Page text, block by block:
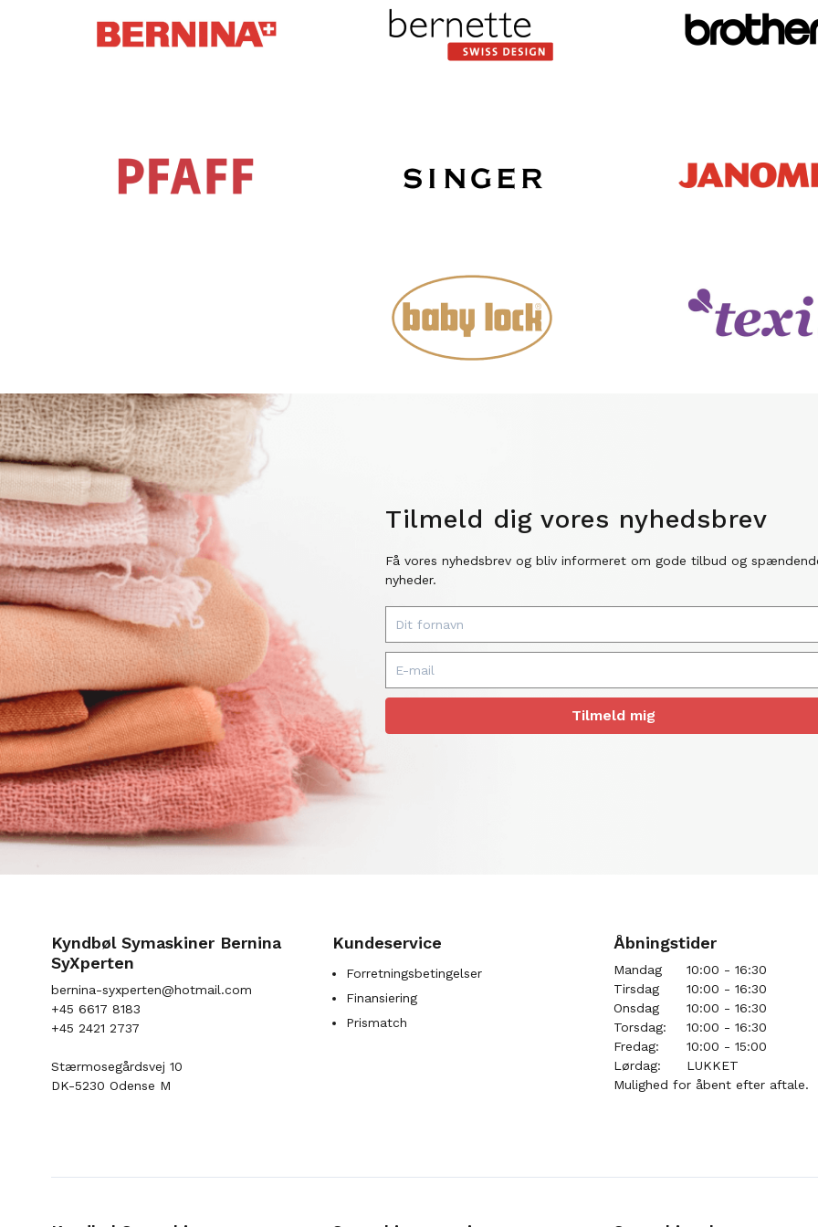
Tilmeld dig vores nyhedsbrev
Få vores nyhedsbrev og bliv informeret om gode tilbud og
nyheder.
Tilmeld mig
Kyndbøl Symaskiner Bernina
SyXperten
bernina-syxperten@hotmail.com
+45 6617 8183
+45 2421 2737
Stærmosegårdsvej 10
DK-5230 Odense M
Kundeservice
Forretningsbetingelser
Finansiering
Prismatch
Åbningstider
Mandag
10:00 - 16:30
Tirsdag
10:00 - 16:30
Onsdag
10:00 - 16:30
Torsdag:
10:00 - 16:30
Fredag:
10:00 - 15:00
Lørdag:
LUKKET
Mulighed for åbent efter aftale.